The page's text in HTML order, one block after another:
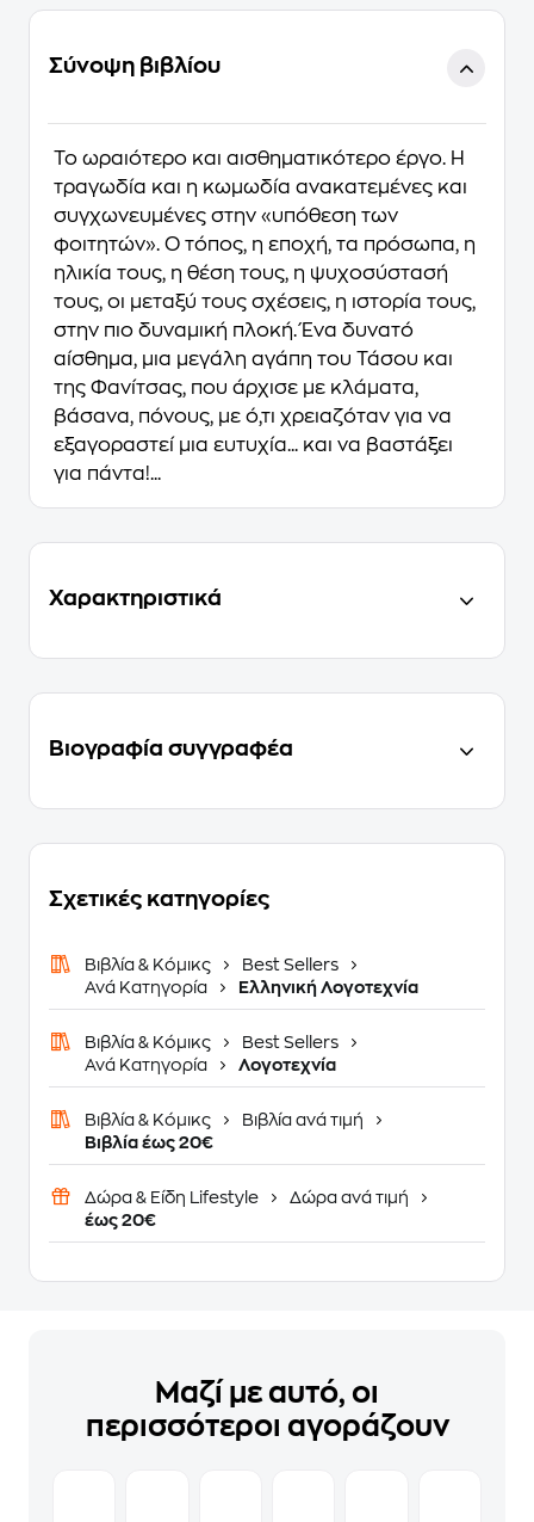
Σύνοψη βιβλίου
Το ωραιότερο και αισθηματικότερο έργο. Η
τραγωδία και η κωμωδία ανακατεμένες και
συγχωνευμένες στην «υπόθεση των
φοιτητών». Ο τόπος, η εποχή, τα πρόσωπα, η
ηλικία τους, η θέση τους, η ψυχοσύστασή
τους, οι μεταξύ τους σχέσεις, η ιστορία τους,
στην πιο δυναμική πλοκή. Ένα δυνατό
αίσθημα, μια μεγάλη αγάπη του Τάσου και
της Φανίτσας, που άρχισε με κλάματα,
βάσανα, πόνους, με ό,τι χρειαζόταν για να
εξαγοραστεί μια ευτυχία... και να βαστάξει
για πάντα!...
Χαρακτηριστικά
Βιογραφία συγγραφέα
Σχετικές κατηγορίες
Βιβλία & Κόμικς
Best Sellers
Ανά Κατηγορία
Ελληνική Λογοτεχνία
Βιβλία & Κόμικς
Best Sellers
Ανά Κατηγορία
Λογοτεχνία
Βιβλία & Κόμικς
Βιβλία ανά τιμή
Βιβλία έως 20€
Δώρα & Είδη Lifestyle
Δώρα ανά τιμή
έως 20€
Μαζί με αυτό, οι
περισσότεροι αγοράζουν